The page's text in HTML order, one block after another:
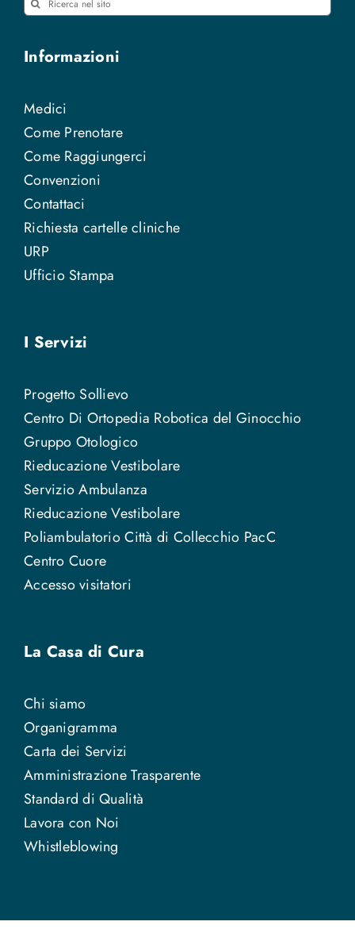
Informazioni
Medici
Come Prenotare
Come Raggiungerci
Convenzioni
Contattaci
Richiesta cartelle cliniche
URP
Ufficio Stampa
I Servizi
Progetto Sollievo
Centro Di Ortopedia Robotica del Ginocchio
Gruppo Otologico
Rieducazione Vestibolare
Servizio Ambulanza
Rieducazione Vestibolare
Poliambulatorio Città di Collecchio PacC
Centro Cuore
Accesso visitatori
La Casa di Cura
Chi siamo
Organigramma
Carta dei Servizi
Amministrazione Trasparente
Standard di Qualità
Lavora con Noi
Whistleblowing